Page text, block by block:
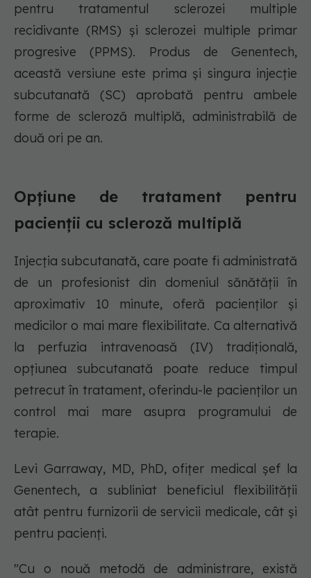
pentru tratamentul sclerozei multiple
recidivante (RMS) și sclerozei multiple primar
progresive (PPMS). Produs de Genentech,
această versiune este prima și singura injecție
subcutanată (SC) aprobată pentru ambele
forme de scleroză multiplă, administrabilă de
două ori pe an.
Opțiune de tratament pentru
pacienții cu scleroză multiplă
Injecția subcutanată, care poate fi administrată
de un profesionist din domeniul sănătății în
aproximativ 10 minute, oferă pacienților și
medicilor o mai mare flexibilitate. Ca alternativă
la perfuzia intravenoasă (IV) tradițională,
opțiunea subcutanată poate reduce timpul
petrecut în tratament, oferindu-le pacienților un
control mai mare asupra programului de
terapie.
Levi Garraway, MD, PhD, ofițer medical șef la
Genentech, a subliniat beneficiul flexibilității
atât pentru furnizorii de servicii medicale, cât și
pentru pacienți.
"Cu o nouă metodă de administrare, există